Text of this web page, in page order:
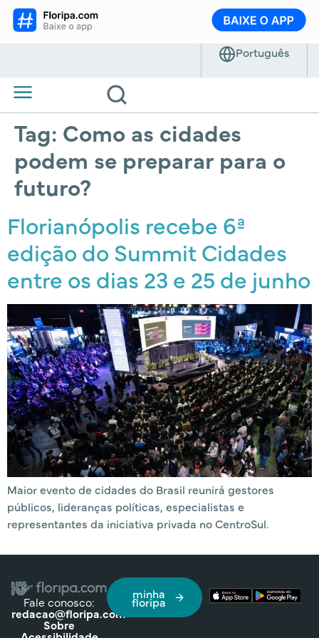
Tag: Como as cidades
podem se preparar para o
futuro?
Florianópolis recebe 6ª
edição do Summit Cidades
entre os dias 23 e 25 de junho
Maior evento de cidades do Brasil reunirá gestores
públicos, lideranças políticas, especialistas e
representantes da iniciativa privada no CentroSul.
Fale conosco:
redacao@floripa.com
Sobre
minha
floripa